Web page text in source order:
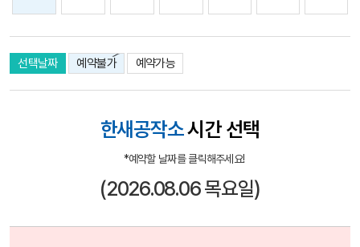
선택날짜 예약불가 예약가능
한새공작소시간 선택
*예약할 날짜를 클릭해주세요!
(2026.08.06 목요일)